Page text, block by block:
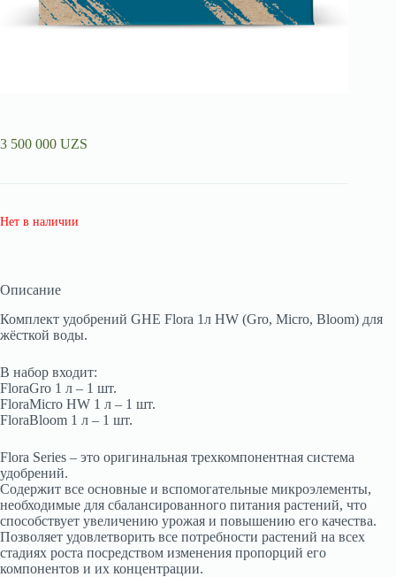
3 500 000 UZS
Нет в наличии
Описание
Комплект удобрений GHE Flora 1л HW (Gro, Micro, Bloom) для
жёсткой воды.
В набор входит:
FloraGro 1 л – 1 шт.
FloraMicro HW 1 л – 1 шт.
FloraBloom 1 л – 1 шт.
Flora Series – это оригинальная трехкомпонентная система
удобрений.
Содержит все основные и вспомогательные микроэлементы,
необходимые для сбалансированного питания растений, что
способствует увеличению урожая и повышению его качества.
Позволяет удовлетворить все потребности растений на всех
стадиях роста посредством изменения пропорций его
компонентов и их концентрации.